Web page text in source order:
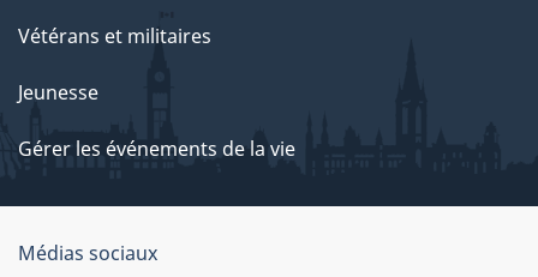
Vétérans et militaires
Jeunesse
Gérer les événements de la vie
Organisation
Médias sociaux